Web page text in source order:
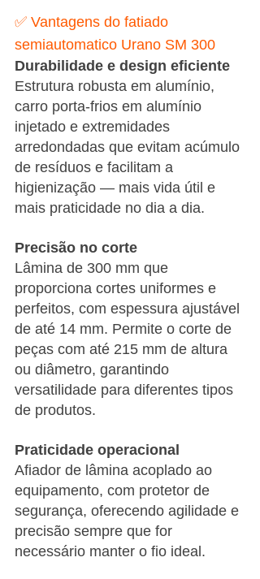
✅ Vantagens do fatiado
semiautomatico Urano SM 300
Durabilidade e design eficiente
Estrutura robusta em alumínio,
carro porta-frios em alumínio
injetado e extremidades
arredondadas que evitam acúmulo
de resíduos e facilitam a
higienização — mais vida útil e
mais praticidade no dia a dia.
Precisão no corte
Lâmina de 300 mm que
proporciona cortes uniformes e
perfeitos, com espessura ajustável
de até 14 mm. Permite o corte de
peças com até 215 mm de altura
ou diâmetro, garantindo
versatilidade para diferentes tipos
de produtos.
Praticidade operacional
Afiador de lâmina acoplado ao
equipamento, com protetor de
segurança, oferecendo agilidade e
precisão sempre que for
necessário manter o fio ideal.